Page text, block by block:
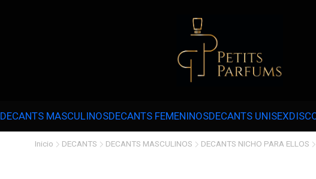
DECANTS MASCULINOSDECANTS FEMENINOSDECANTS UNISEX
Inicio DECANTS DECANTS MASCULINOS DECANTS NICHO PARA ELLOS